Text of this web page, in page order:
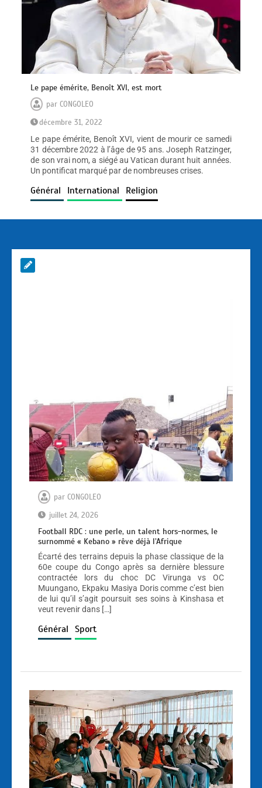
Le pape émérite, Benoît XVI, est mort
parCONGOLEO
décembre 31, 2022
Le pape émérite, Benoît XVI, vient de mourir ce samedi
31 décembre 2022 à l’âge de 95 ans. Joseph Ratzinger,
de son vrai nom, a siégé au Vatican durant huit années.
Un pontificat marqué par de nombreuses crises.
Général International Religion
par CONGOLEO
juillet 24, 2026
Football RDC : une perle, un talent hors-normes, le
surnommé « Kebano » rêve déjà l’Afrique
Écarté des terrains depuis la phase classique de la
60e coupe du Congo après sa dernière blessure
contractée lors du choc DC Virunga vs OC
Muungano, Ekpaku Masiya Doris comme c’est bien
de lui qu’il s’agit poursuit ses soins à Kinshasa et
veut revenir dans […]
Général Sport